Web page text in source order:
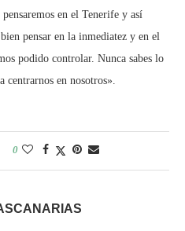
en el Tenerife y así
pensar en la inmediatez y en el
podido controlar. Nunca sabes lo
centrarnos en nosotros».
0